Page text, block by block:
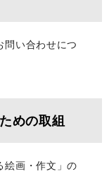
問い合わせにつ
めの取組
絵画・作文」の